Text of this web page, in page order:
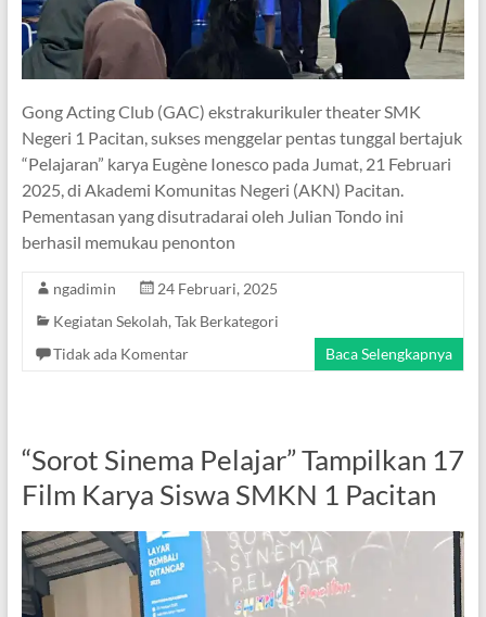
Gong Acting Club (GAC) ekstrakurikuler theater SMK
Negeri 1 Pacitan, sukses menggelar pentas tunggal bertajuk
“Pelajaran” karya Eugène Ionesco pada Jumat, 21 Februari
2025, di Akademi Komunitas Negeri (AKN) Pacitan.
Pementasan yang disutradarai oleh Julian Tondo ini
berhasil memukau penonton
ngadimin
24 Februari, 2025
Kegiatan Sekolah, Tak Berkategori
Tidak ada Komentar
Baca Selengkapnya
“Sorot Sinema Pelajar” Tampilkan 17
Film Karya Siswa SMKN 1 Pacitan